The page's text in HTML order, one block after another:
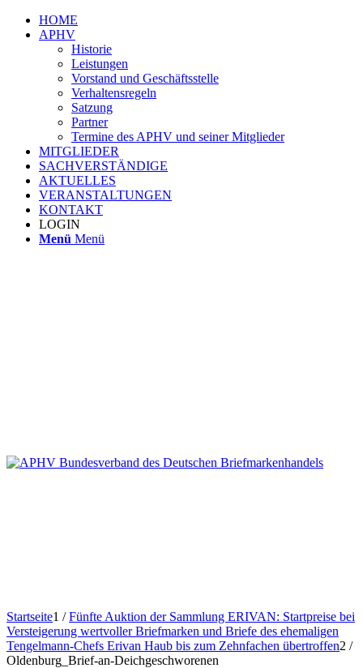
HOME
APHV
Historie
Leistungen
Vorstand und Geschäftsstelle
Verhaltensregeln
Satzung
Partner
Termine des APHV und seiner Mitglieder
MITGLIEDER
SACHVERSTÄNDIGE
AKTUELLES
VERANSTALTUNGEN
KONTAKT
LOGIN
Menü Menü
Startseite1 / Fünfte Auktion der Sammlung ERIVAN: Startpreise bei
Versteigerung wertvoller Briefmarken und Briefe des ehemaligen
Tengelmann-Chefs Erivan Haub bis zum Zehnfachen übertroffen2 /
Oldenburg_Brief-an-Deichgeschworenen